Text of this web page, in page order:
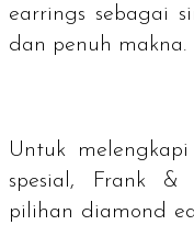
earrings sebagai
dan penuh makna.
Untuk
spesial, Frank &
pilihan diamond